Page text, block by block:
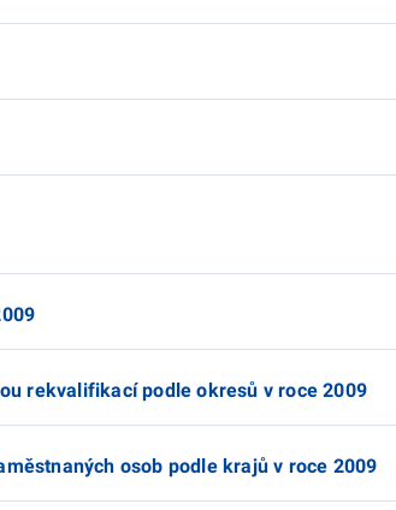
rekvalifikací podle okresů v roce 2009
osob podle krajů v roce 2009